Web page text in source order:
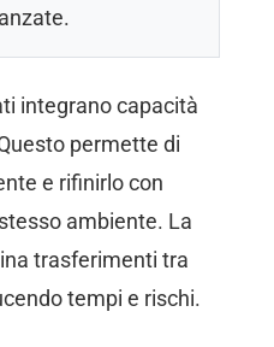
integrano capacità
permette di
e rifinirlo con
ambiente. La
trasferimenti tra
tempi e rischi.